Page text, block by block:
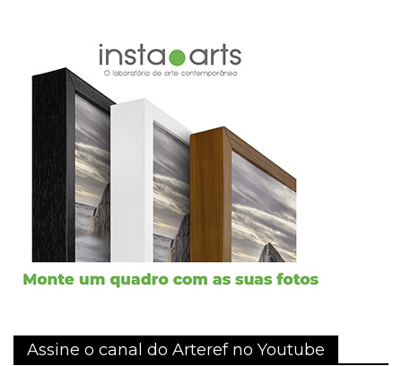
Assine o canal do Arteref no Youtube